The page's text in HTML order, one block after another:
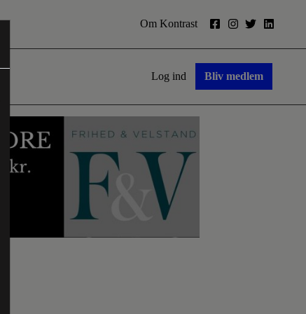
Om Kontrast
Log ind Bliv medlem